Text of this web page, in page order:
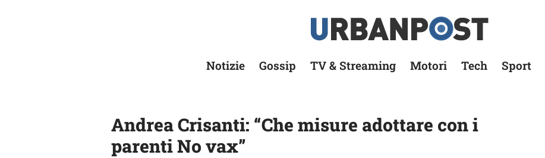
Notizie Gossip TV & Streaming Motori Tech Sport
Andrea Crisanti: “Che misure adottare con i
parenti No vax”